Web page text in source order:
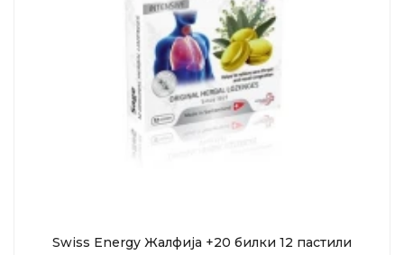
Swiss Energy Жалфија +20 билки 12 пастили